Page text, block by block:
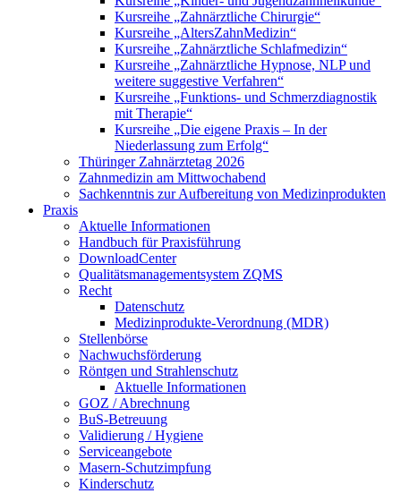
Kursreihe „Zahnärztliche Chirurgie“
Kursreihe „AltersZahnMedizin“
Kursreihe „Zahnärztliche Schlafmedizin“
Kursreihe „Zahnärztliche Hypnose, NLP und
weitere suggestive Verfahren“
Kursreihe „Funktions- und Schmerzdiagnostik
mit Therapie“
Kursreihe „Die eigene Praxis – In der
Niederlassung zum Erfolg“
Thüringer Zahnärztetag 2026
Zahnmedizin am Mittwochabend
Sachkenntnis zur Aufbereitung von Medizinprodukten
Praxis
Aktuelle Informationen
Handbuch für Praxisführung
DownloadCenter
Qualitätsmanagementsystem ZQMS
Recht
Datenschutz
Medizinprodukte-Verordnung (MDR)
Stellenbörse
Nachwuchsförderung
Röntgen und Strahlenschutz
Aktuelle Informationen
GOZ / Abrechnung
BuS-Betreuung
Validierung / Hygiene
Serviceangebote
Masern-Schutzimpfung
Kinderschutz